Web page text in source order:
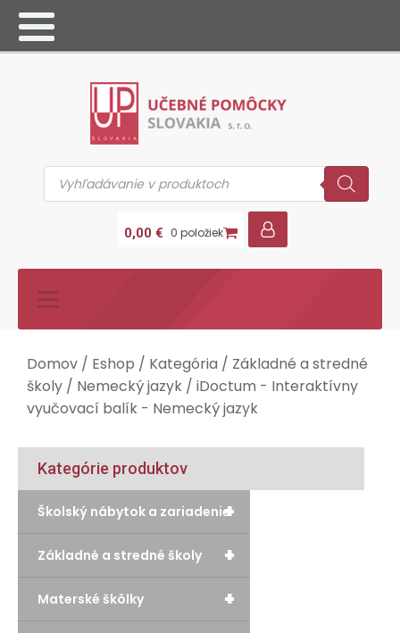
Products
search
0,00 € 0 položiek
Domov / Eshop / Kategória / Základné a stredné
školy / Nemecký jazyk / iDoctum - Interaktívny
vyučovací balík - Nemecký jazyk
Kategórie produktov
+
Školský nábytok a zariadenie
+
Základné a stredné školy
+
Materské škôlky